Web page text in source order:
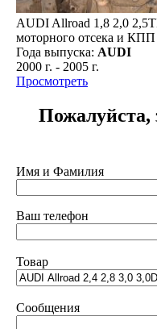
AUDI Allroad 1,8 2,0
моторного отсека и КПП
Года выпуска: AUDI
2000 г. - 2005 г.
Просмотреть
Пожалуйста,
Имя и Фамилия
Ваш телефон
Товар
Сообщения